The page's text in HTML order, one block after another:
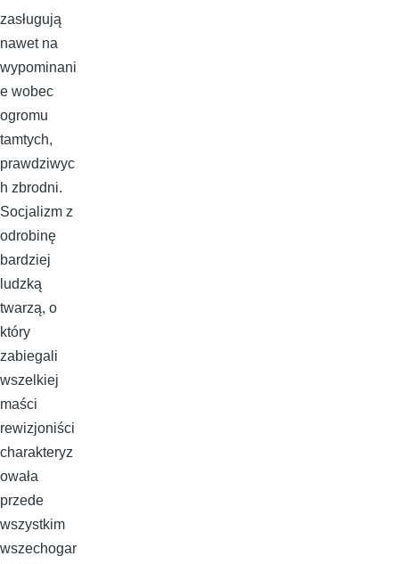
zasługują
nawet na
wypominani
e wobec
ogromu
tamtych,
prawdziwyc
h zbrodni.
Socjalizm z
odrobinę
bardziej
ludzką
twarzą, o
który
zabiegali
wszelkiej
maści
rewizjoniści
charakteryz
owała
przede
wszystkim
wszechogar